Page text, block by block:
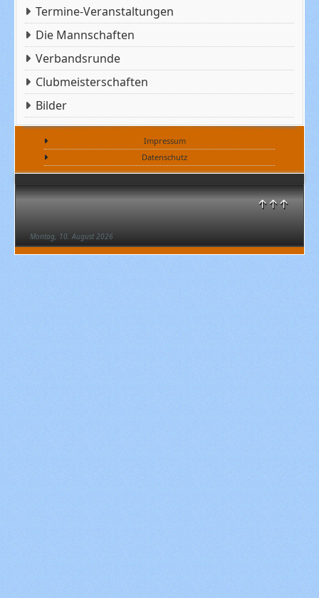
Impressum
Datenschutz
↑↑↑
Montag, 10. August 2026
Termine-Veranstaltungen
Die Mannschaften
Verbandsrunde
Clubmeisterschaften
Bilder